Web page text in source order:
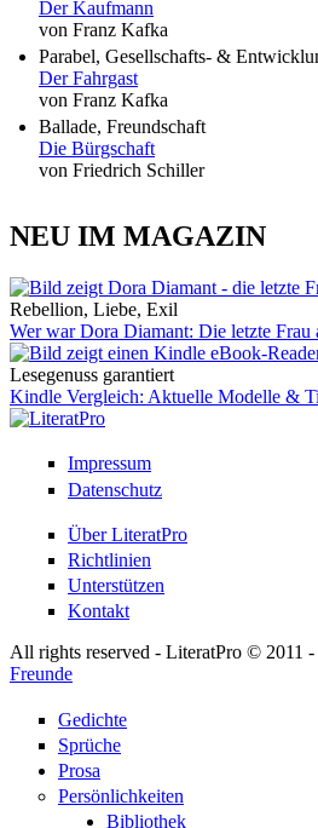
Der Kaufmann
von Franz Kafka
Parabel, Gesellschafts- &
Der Fahrgast
von Franz Kafka
Ballade, Freundschaft
Die Bürgschaft
von Friedrich Schiller
NEU IM MAGAZIN
Rebellion, Liebe, Exil
Wer war Dora Diamant: Die letzte Frau
Lesegenuss garantiert
Kindle Vergleich: Aktuelle Modelle &
Impressum
Datenschutz
Über LiteratPro
Richtlinien
Unterstützen
Kontakt
All rights reserved - LiteratPro © 2011 -
Freunde
Gedichte
Sprüche
Prosa
Persönlichkeiten
Bibliothek